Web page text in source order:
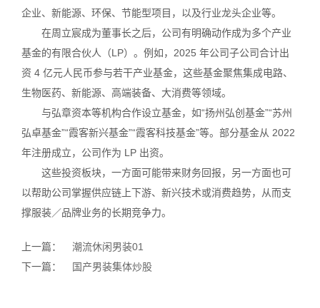
企业、新能源、环保、节能型项目，以及行业龙头企业等。
在周立宸成为董事长之后，公司有明确动作成为多个产业
基金的有限合伙人（LP）。例如，2025 年公司子公司合计出
资 4 亿元人民币参与若干产业基金，这些基金聚焦集成电路、
生物医药、新能源、高端装备、大消费等领域。
与弘章资本等机构合作设立基金，如“扬州弘创基金”“苏州
弘卓基金”“霞客新兴基金”“霞客科技基金”等。部分基金从 2022
年注册成立，公司作为 LP 出资。
这些投资板块，一方面可能带来财务回报，另一方面也可
以帮助公司掌握供应链上下游、新兴技术或消费趋势，从而支
撑服装／品牌业务的长期竞争力。
上一篇：
潮流休闲男装01
下一篇：
国产男装集体炒股